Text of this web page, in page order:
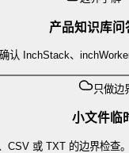
产品知识库问
认 InchStack、
只做边
小文件临
CSV 或 TXT 的边界检查